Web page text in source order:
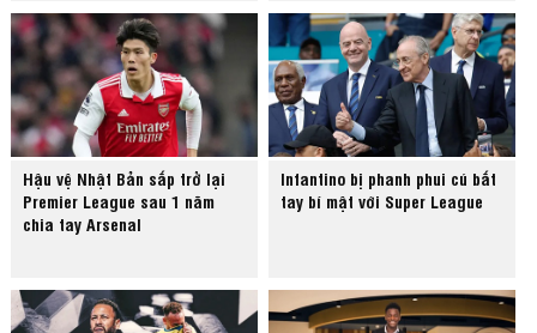
Hậu vệ Nhật Bản sắp trở lại
Premier League sau 1 năm
chia tay Arsenal
Infantino bị phanh phui cú bắt
tay bí mật với Super League